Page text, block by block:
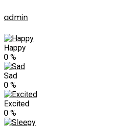
admin
Happy
0 %
Sad
0 %
Excited
0 %